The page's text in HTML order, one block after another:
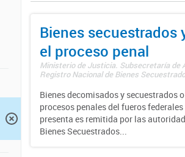
Bienes secuestrados
el proceso penal
Ministerio de Justicia. Subsecretaría de
Registro Nacional de Bienes
Bienes decomisados y secuestrados
procesos penales del fueros
presenta es remitida por las
Bienes Secuestrados...